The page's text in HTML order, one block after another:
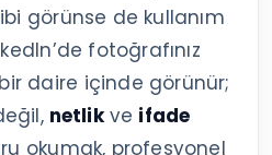
görünse de kullanım
fotoğrafınız
daire içinde görünür;
netlikve ifade
okumak, profesyonel